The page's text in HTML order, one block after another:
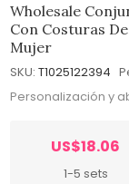
Wholesale
Con Costuras
Mujer
SKU: T1025122394
Personalización y
US$18.06
1-5 sets